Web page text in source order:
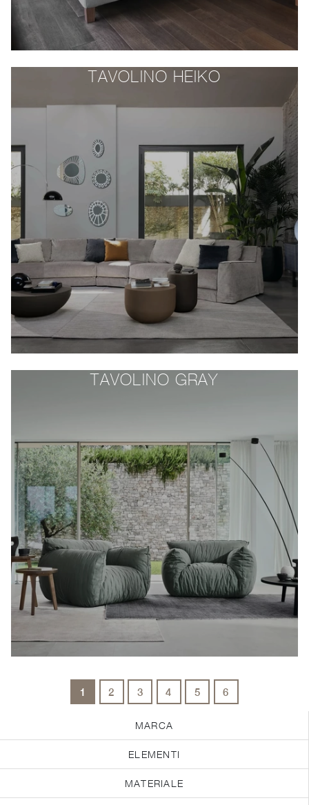
MARCA
ELEMENTI
MATERIALE
TAVOLINO HEIKO
TAVOLINO GRAY
1 2 3 4 5 6